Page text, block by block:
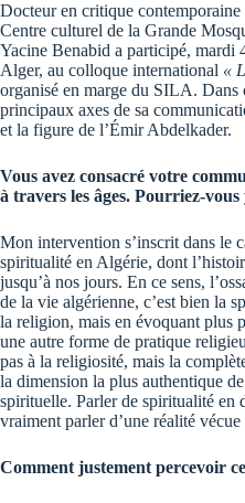
Docteur en critique
Centre culturel de la Grande
Yacine Benabid a participé, mardi
Alger, au colloque international «
organisé en marge du SILA. Dans
principaux axes de sa
et la figure de l’Émir Abdelkader.
Vous avez consacré votre
à travers les âges. Pourriez-
Mon intervention s’inscrit dans le
spiritualité en Algérie, dont
jusqu’à nos jours. En ce sens,
de la vie algérienne, c’est bien la
la religion, mais en évoquant plus
une autre forme de pratique
pas à la religiosité, mais la
la dimension la plus authentique
spirituelle. Parler de spiritualité en
vraiment parler d’une réalité
Comment justement percevoir